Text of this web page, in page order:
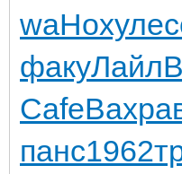
waНоху
факуЛайл
CafeВахр
панс1962